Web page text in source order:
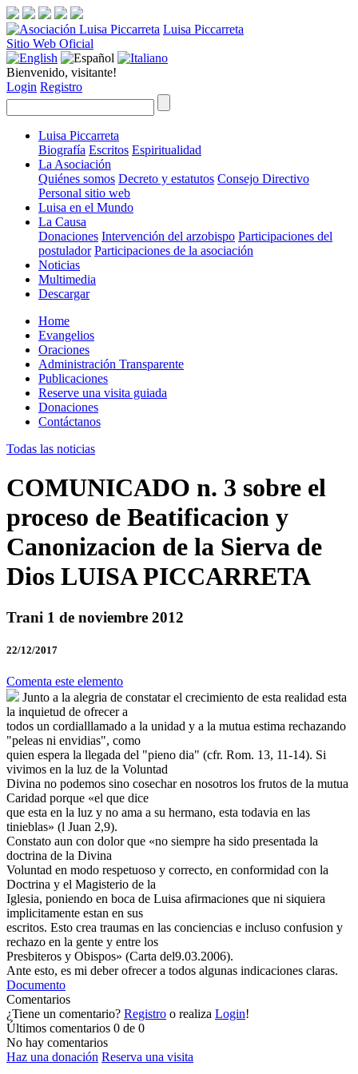
Luisa Piccarreta
Sitio Web Oficial
Bienvenido, visitante!
Login Registro
Luisa Piccarreta
Biografía Escritos Espiritualidad
La Asociación
Quiénes somos Decreto y estatutos Consejo Directivo
Personal sitio web
Luisa en el Mundo
La Causa
Donaciones Intervención del arzobispo Participaciones del
postulador Participaciones de la asociación
Noticias
Multimedia
Descargar
Home
Evangelios
Oraciones
Administración Transparente
Publicaciones
Reserve una visita guiada
Donaciones
Contáctanos
Todas las noticias
COMUNICADO n. 3 sobre el
proceso de Beatificacion y
Canonizacion de la Sierva de
Dios LUISA PICCARRETA
Trani 1 de noviembre 2012
22/12/2017
Comenta este elemento
Junto a la alegria de constatar el crecimiento de esta realidad esta
la inquietud de ofrecer a
todos un cordialllamado a la unidad y a la mutua estima rechazando
"peleas ni envidias", como
quien espera la llegada del "pieno dia" (cfr. Rom. 13, 11-14). Si
vivimos en la luz de la Voluntad
Divina no podemos sino cosechar en nosotros los frutos de la mutua
Caridad porque «el que dice
que esta en la luz y no ama a su hermano, esta todavia en las
tinieblas» (l Juan 2,9).
Constato aun con dolor que «no siempre ha sido presentada la
doctrina de la Divina
Voluntad en modo respetuoso y correcto, en conformidad con la
Doctrina y el Magisterio de la
Iglesia, poniendo en boca de Luisa afirmaciones que ni siquiera
implicitamente estan en sus
escritos. Esto crea traumas en las conciencias e incluso confusion y
rechazo en la gente y entre los
Presbiteros y Obispos» (Carta del9.03.2006).
Ante esto, es mi deber ofrecer a todos algunas indicaciones claras.
Documento
Comentarios
¿Tiene un comentario? Registro o realiza Login!
Últimos comentarios 0 de 0
No hay comentarios
Haz una donación Reserva una visita